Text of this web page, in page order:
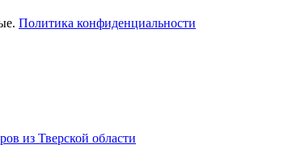
Политика конфиденциальности
из Тверской области